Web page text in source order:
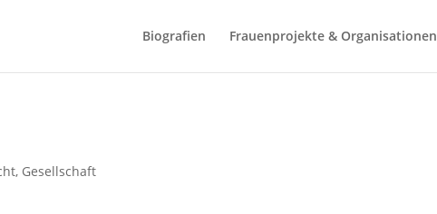
Biografien Frauenprojekte & Organisationen
Gesellschaft